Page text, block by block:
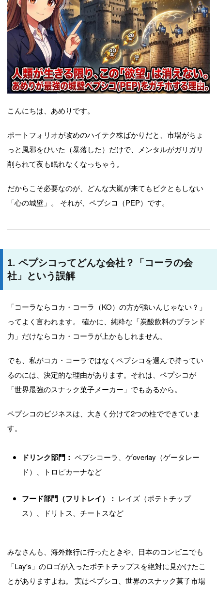
こんにちは、あめりです。
ポートフォリオが攻めのハイテク株ばかりだと、市場がちょ
っと風邪をひいた（暴落した）だけで、メンタルがガリガリ
削られて夜も眠れなくなっちゃう。
だからこそ必要なのが、どんな大嵐が来てもビクともしない
「心の城壁」。 それが、ペプシコ（PEP）です。
1. ペプシコってどんな会社？「コーラの会
社」という誤解
「コーラならコカ・コーラ（KO）の方が強いんじゃない？」
ってよく言われます。 確かに、純粋な「炭酸飲料のブランド
力」だけならコカ・コーラが上かもしれません。
でも、私がコカ・コーラではなくペプシコを選んで持ってい
るのには、決定的な理由があります。それは、ペプシコが
「世界最強のスナック菓子メーカー」でもあるから。
ペプシコのビジネスは、大きく分けて2つの柱でできていま
す。
ドリンク部門： ペプシコーラ、ゲoverlay（ゲータレー
ド）、トロピカーナなど
フード部門（フリトレイ）： レイズ（ポテトチップ
ス）、ドリトス、チートスなど
みなさんも、海外旅行に行ったときや、日本のコンビニでも
「Lay's」のロゴが入ったポテトチップスを絶対に見かけたこ
とがありますよね。 実はペプシコ、世界のスナック菓子市場